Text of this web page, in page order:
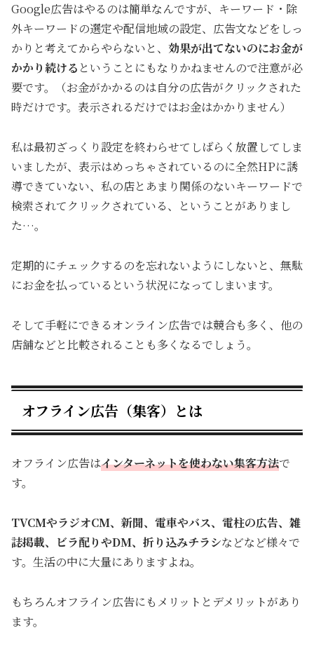
Google広告はやるのは簡単なんですが、キーワード・除
外キーワードの選定や配信地域の設定、広告文などをしっ
かりと考えてからやらないと、 効果が出てないのにお金が
かかり続ける ということにもなりかねませんので注意が必
要です。（お金がかかるのは自分の広告がクリックされた
時だけです。表示されるだけではお金はかかりません）
私は最初ざっくり設定を終わらせてしばらく放置してしま
いましたが、表示はめっちゃされているのに全然HPに誘
導できていない、私の店とあまり関係のないキーワードで
検索されてクリックされている、ということがありまし
た…。
定期的にチェックするのを忘れないようにしないと、無駄
にお金を払っているという状況になってしまいます。
そして手軽にできるオンライン広告では競合も多く、他の
店舗などと比較されることも多くなるでしょう。
オフライン広告（集客）とは
オフライン広告はインターネットを使わない集客方法で
す。
TVCMやラジオCM、新聞、電車やバス、電柱の広告、雑
誌掲載、ビラ配りやDM、 折り込みチラシなどなど様々で
す。生活の中に大量にありますよね。
もちろんオフライン広告にもメリットとデメリットがあり
ます。